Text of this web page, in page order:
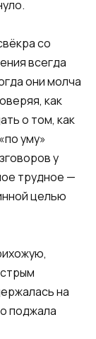
со
всегда
они молча
как
о том, как
уму»
у
трудное —
целью
на
поджала